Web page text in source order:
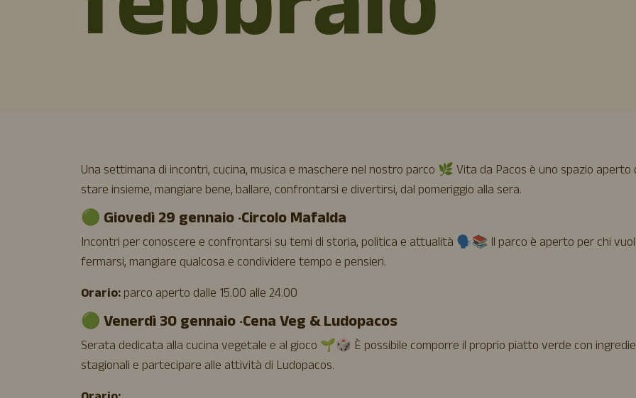
Una settimana di incontri, cucina, musica e maschere nel nostro parco 🌿 Vita da Pacos è uno spazio aperto
stare insieme, mangiare bene, ballare, confrontarsi e divertirsi, dal pomeriggio alla sera.
🟢 Giovedì 29 gennaio · Circolo Mafalda
Incontri per conoscere e confrontarsi su temi di storia, politica e attualità 🗣️📚 Il parco è aperto per chi
fermarsi, mangiare qualcosa e condividere tempo e pensieri.
Orario:parco aperto dalle 15.00 alle 24.00
🟢 Venerdì 30 gennaio · Cena Veg & Ludopacos
Serata dedicata alla cucina vegetale e al gioco 🌱🎲 È possibile comporre il proprio piatto verde con
stagionali e partecipare alle attività di Ludopacos.